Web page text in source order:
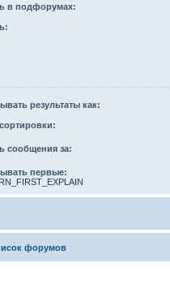
в подфорумах:
результаты как:
сообщения за:
первые:
форумов